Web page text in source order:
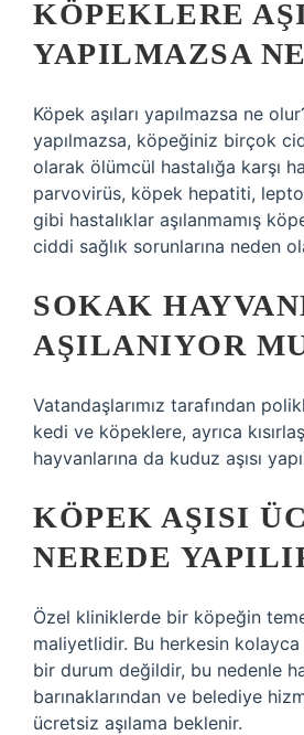
KÖPEKLERE
YAPILMAZSA
Köpek aşıları yapılmazsa ne
yapılmazsa, köpeğiniz birçok
olarak ölümcül hastalığa karşı
parvovirüs, köpek hepatiti,
gibi hastalıklar aşılanmamış
ciddi sağlık sorunlarına neden
SOKAK
AŞILANIYOR
Vatandaşlarımız tarafından
kedi ve köpeklere, ayrıca
hayvanlarına da kuduz aşısı
KÖPEK AŞISI
NEREDE
Özel kliniklerde bir köpeğin
maliyetlidir. Bu herkesin kolayca
bir durum değildir, bu nedenle
barınaklarından ve belediye
ücretsiz aşılama beklenir.